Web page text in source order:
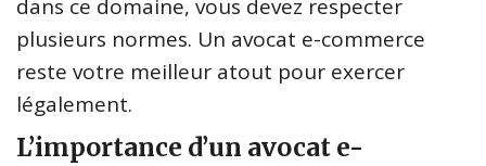
dans ce domaine, vous devez respecter
plusieurs normes. Un avocat e-commerce
reste votre meilleur atout pour exercer
légalement.
L’importance d’un avocat e-